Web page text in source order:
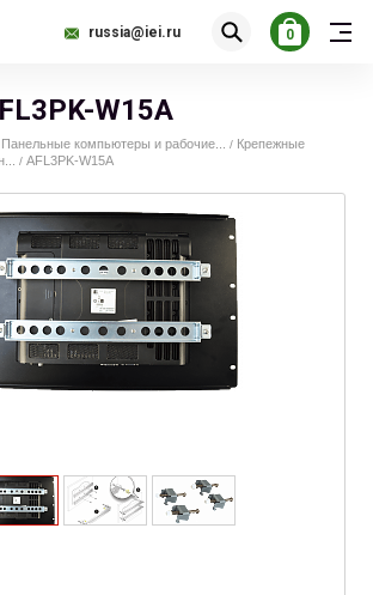
russia@iei.ru 0
W15A
Панельные компьютеры и рабочие... / Крепежные
/ AFL3PK-W15A